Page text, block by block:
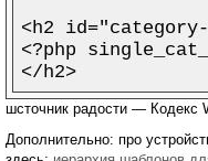
<h2 id="category-
<?php
</h2>
шсточник радости — Кодекс
Дополнительно: про